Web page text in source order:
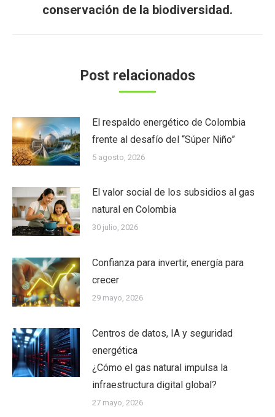
siguiente:
conservación de la biodiversidad.
Post relacionados
El respaldo energético de Colombia
frente al desafío del “Súper Niño”
5 agosto, 2026
El valor social de los subsidios al gas
natural en Colombia
30 julio, 2026
Confianza para invertir, energía para
crecer
29 mayo, 2026
Centros de datos, IA y seguridad
energética
¿Cómo el gas natural impulsa la
infraestructura digital global?
27 mayo, 2026